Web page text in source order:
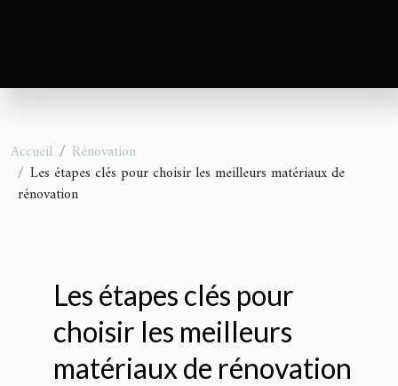
Accueil
Rénovation
Les étapes clés pour choisir les meilleurs matériaux de
rénovation
Les étapes clés pour
choisir les meilleurs
matériaux de rénovation